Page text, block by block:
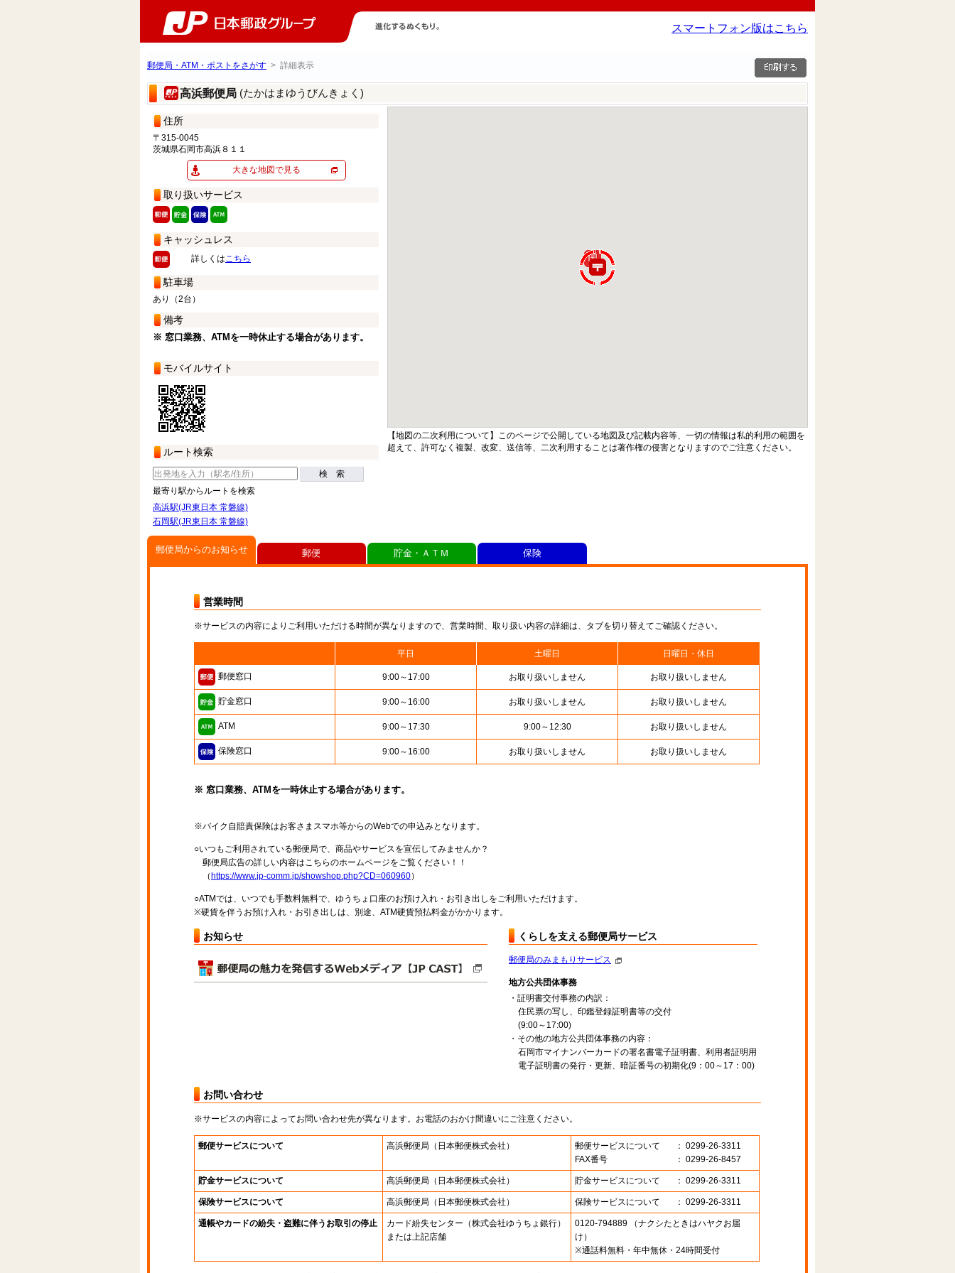
スマートフォン版はこちら
郵便局・ATM・ポストをさがす > 詳細表示
高浜郵便局 (たかはまゆうびんきょく)
住所
〒315-0045
茨城県石岡市高浜８１１
大きな地図で見る
取り扱いサービス
キャッシュレス
詳しくはこちら
駐車場
あり（2台）
備考
※ 窓口業務、ATMを一時休止する場合があります。
モバイルサイト
ルート検索
検 索
最寄り駅からルートを検索
高浜駅(JR東日本 常磐線)
石岡駅(JR東日本 常磐線)
【地図の二次利用について】このページで公開している地図及び記載内容等、一切の情報は私的利用の範囲を
超えて、許可なく複製、改変、送信等、二次利用することは著作権の侵害となりますのでご注意ください。
郵便局からのお知らせ
営業時間
※サービスの内容によりご利用いただける時間が異なりますので、営業時間、取り扱い内容の詳細は、タブを切り替えてご確認ください。
平日 土曜日 日曜日・休日
郵便窓口 9:00～17:00 お取り扱いしません お取り扱いしません
貯金窓口 9:00～16:00 お取り扱いしません お取り扱いしません
ATM 9:00～17:30 9:00～12:30 お取り扱いしません
保険窓口 9:00～16:00 お取り扱いしません お取り扱いしません
※ 窓口業務、ATMを一時休止する場合があります。
※バイク自賠責保険はお客さまスマホ等からのWebでの申込みとなります。
○いつもご利用されている郵便局で、商品やサービスを宣伝してみませんか？
郵便局広告の詳しい内容はこちらのホームページをご覧ください！！
（ https://www.jp-comm.jp/showshop.php?CD=060960）
○ATMでは、いつでも手数料無料で、ゆうちょ口座のお預け入れ・お引き出しをご利用いただけます。
※硬貨を伴うお預け入れ・お引き出しは、別途、ATM硬貨預払料金がかかります。
お知らせ くらしを支える郵便局サービス
郵便局のみまもりサービス
地方公共団体事務
・証明書交付事務の内訳：
住民票の写し、印鑑登録証明書等の交付
(9:00～17:00)
・その他の地方公共団体事務の内容：
石岡市マイナンバーカードの署名書電子証明書、利用者証明用
電子証明書の発行・更新、暗証番号の初期化(9：00～17：00)
お問い合わせ
※サービスの内容によってお問い合わせ先が異なります。お電話のおかけ間違いにご注意ください。
郵便サービスについて 高浜郵便局 （日本郵便株式会社） 郵便サービスについて
： 0299-26-3311
FAX番号
： 0299-26-8457
貯金サービスについて 高浜郵便局 （日本郵便株式会社） 貯金サービスについて ： 0299-26-3311
保険サービスについて 高浜郵便局 （日本郵便株式会社） 保険サービスについて ： 0299-26-3311
通帳やカードの紛失・盗難に伴うお取引の停止 カード紛失センター （株式会社ゆうちょ銀行）
または上記店舗
0120-794889 （ナクシたときはハヤクお届
け）
※通話料無料・年中無休・24時間受付
郵便 貯金・ＡＴＭ 保険